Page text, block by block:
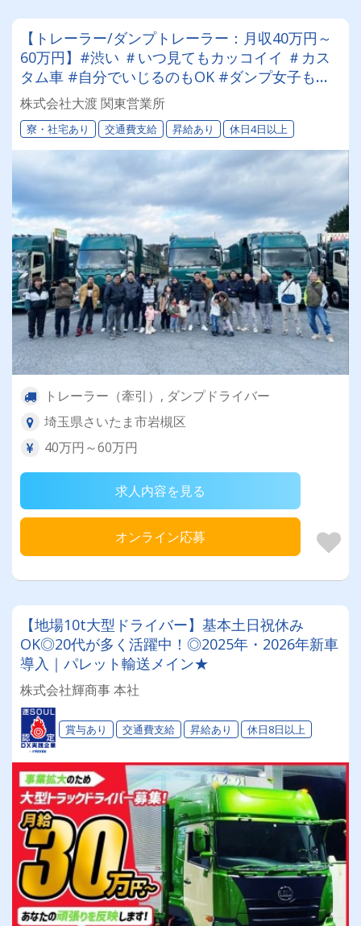
【トレーラー/ダンプトレーラー：月収40万円～
60万円】#渋い ＃いつ見てもカッコイイ ＃カス
タム車 #自分でいじるのもOK #ダンプ女子も活
躍 #未経験OK #資格取得費用補助あり ＃車好き
の方に来てほしい
株式会社大渡 関東営業所
寮・社宅あり 交通費支給 昇給あり 休日4日以上
トレーラー（牽引）, ダンプドライバー
埼玉県さいたま市岩槻区
40万円～60万円
求人内容を見る
オンライン応募
【地場10t大型ドライバー】基本土日祝休み
OK◎20代が多く活躍中！◎2025年・2026年新車
導入｜パレット輸送メイン★
株式会社輝商事 本社
賞与あり 交通費支給 昇給あり 休日8日以上